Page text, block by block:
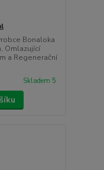
Bonaloka
Omlazující
a Regenerační
Skladem 5